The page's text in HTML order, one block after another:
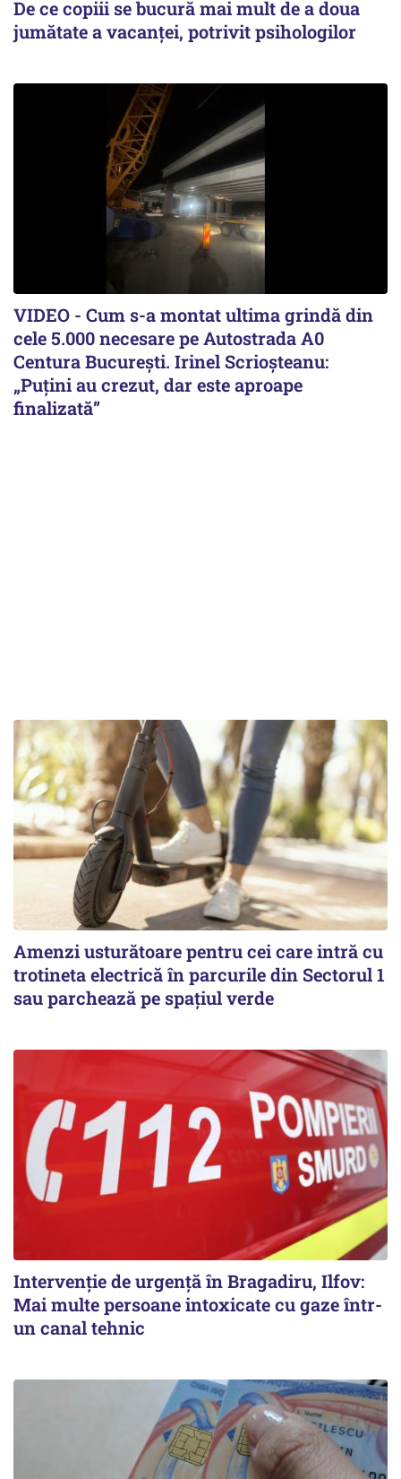
De ce copiii se bucură mai mult de a doua
jumătate a vacanței, potrivit psihologilor
VIDEO - Cum s-a montat ultima grindă din
cele 5.000 necesare pe Autostrada A0
Centura București. Irinel Scrioșteanu:
„Puțini au crezut, dar este aproape
finalizată”
Amenzi usturătoare pentru cei care intră cu
trotineta electrică în parcurile din Sectorul 1
sau parchează pe spațiul verde
Intervenție de urgență în Bragadiru, Ilfov:
Mai multe persoane intoxicate cu gaze într-
un canal tehnic